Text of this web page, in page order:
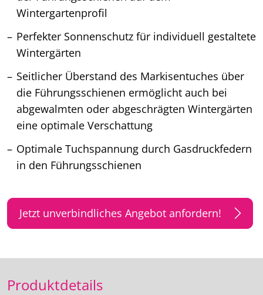
Wintergartenprofil
Perfekter Sonnenschutz für individuell gestaltete
Wintergärten
Seitlicher Überstand des Markisentuches über
die Führungsschienen ermöglicht auch bei
abgewalmten oder abgeschrägten Wintergärten
eine optimale Verschattung
Optimale Tuchspannung durch Gasdruckfedern
in den Führungsschienen
Jetzt unverbindliches Angebot anfordern!
Produktdetails